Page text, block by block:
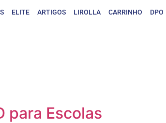
ELITE ARTIGOS LIROLLA CARRINHO DPO
para Escolas